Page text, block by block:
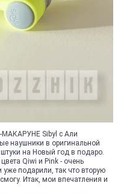
Sibyl c Али
наушники в оригинальной
на Новый год в подаро.
Qiwi и Pink - очень
уже подарили, так что вторую
Итак, мои впечатления и